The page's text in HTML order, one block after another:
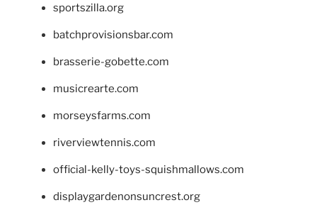
sportszilla.org
batchprovisionsbar.com
brasserie-gobette.com
musicrearte.com
morseysfarms.com
riverviewtennis.com
official-kelly-toys-squishmallows.com
displaygardenonsuncrest.org